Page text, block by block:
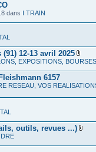
dans I TRAIN
12-13 avril 2025
EXPOSITIONS, BOURSES
6157
RESEAU, VOS
outils, revues ...)